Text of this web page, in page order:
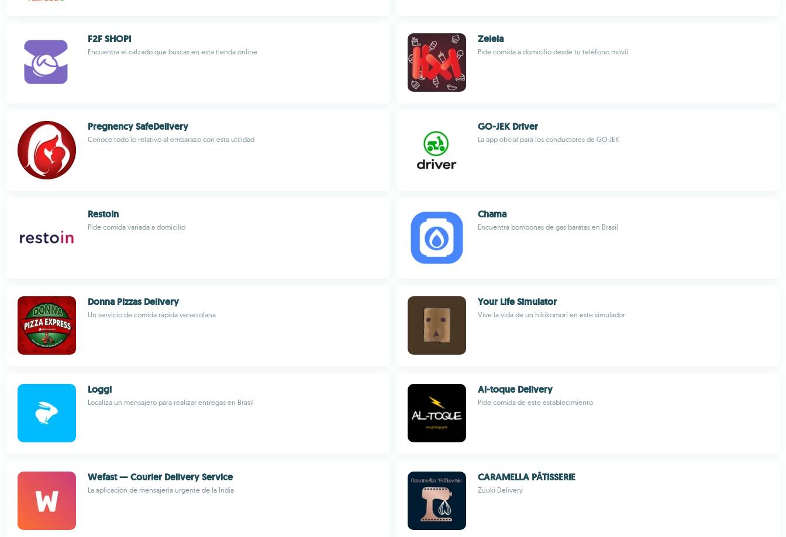
F2F SHOPI
Encuentra el calzado que buscas en esta tienda online
Zelela
Pide comida a domicilio desde tu teléfono móvil
Pregnency SafeDelivery
Conoce todo lo relativo al embarazo con esta utilidad
GO-JEK Driver
La app oficial para los conductores de GO-JEK
RestoIn
Pide comida variada a domicilio
Chama
Encuentra bombonas de gas baratas en Brasil
Donna Pizzas Delivery
Un servicio de comida rápida venezolana
Your Life Simulator
Vive la vida de un hikikomori en este simulador
Loggi
Localiza un mensajero para realizar entregas en Brasil
Al-toque Delivery
Pide comida de este establecimiento
Wefast — Courier Delivery Service
La aplicación de mensajería urgente de la India
CARAMELLA PÂTISSERIE
Zuuki Delivery